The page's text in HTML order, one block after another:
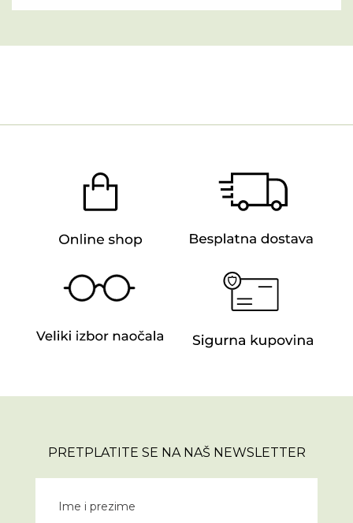
PRETPLATITE SE NA NAŠ NEWSLETTER